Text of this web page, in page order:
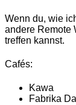
Wenn du, wie
andere Remote
treffen kannst.
Cafés:
Kawa
Fabrika